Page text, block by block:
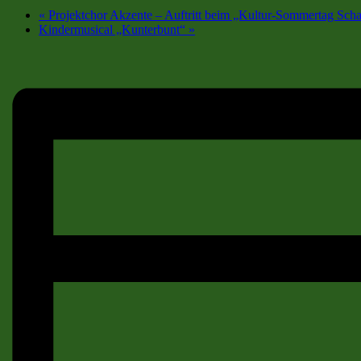
« Projektchor Akzente – Auftritt beim „Kultur-Sommertag
Kindermusical „Kunterbunt“ »